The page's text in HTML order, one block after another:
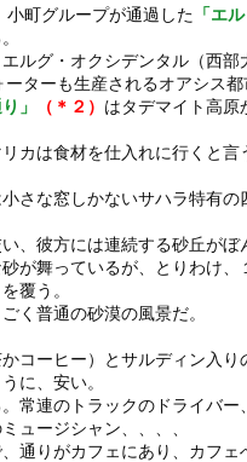
小町グループが通過した 「エ
ルグ・オクシデンタル（西
ターも生産されるオアシス都
」 （＊２） はタデマイト高原
カは食材を仕入れに行くと言
さな窓しかないサハラ特有の
、彼方には連続する砂丘がぼ
が舞っているが、とりわけ
覆う。
く普通の砂漠の風景だ。
コーヒー）とサルディン入
に、安い。
常連のトラックのドライバ
ュージシャン、、、、
通りがカフェにあり、カフ